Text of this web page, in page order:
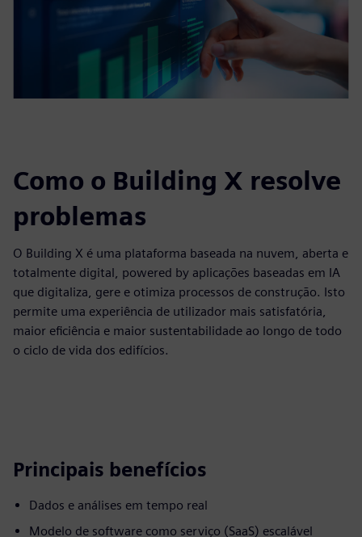
Como o Building X resolve
problemas
O Building X é uma plataforma baseada na nuvem, aberta e
totalmente digital, powered by aplicações baseadas em IA
que digitaliza, gere e otimiza processos de construção. Isto
permite uma experiência de utilizador mais satisfatória,
maior eficiência e maior sustentabilidade ao longo de todo
o ciclo de vida dos edifícios.
Principais benefícios
Dados e análises em tempo real
Modelo de software como serviço (SaaS) escalável